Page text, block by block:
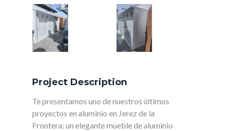
Project Description
Te presentamos uno de nuestros últimos
proyectos en aluminio en Jerez de la
Frontera: un elegante mueble de aluminio